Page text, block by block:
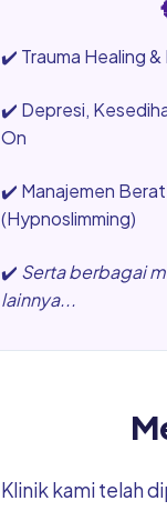
✔️ Trauma Healing &
✔️ Depresi,
On
✔️ Manajemen
(Hypnoslimming)
✔️ Serta berbagai
lainnya...
Klinik kami telah